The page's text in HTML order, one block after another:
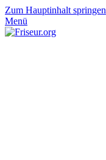
Zum Hauptinhalt springen
Menü